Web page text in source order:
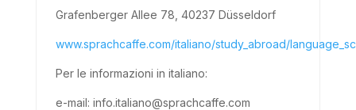
Grafenberger Allee 78, 40237 Düsseldorf
www.sprachcaffe.com/italiano/study_abroad/
Per le informazioni in italiano:
e-mail: info.italiano@sprachcaffe.com